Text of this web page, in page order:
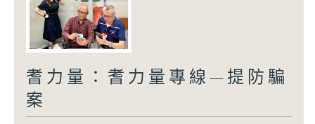
耆力量：耆力量專線—提防騙
案